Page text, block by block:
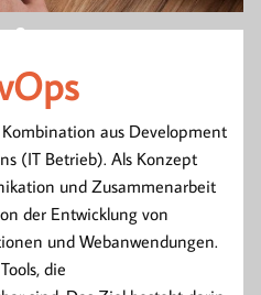
aus Development
(IT Betrieb). Als Konzept
und Zusammenarbeit
der Entwicklung von
und Webanwendungen.
die